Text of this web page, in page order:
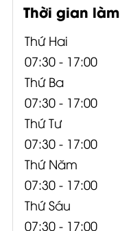
Thời gian
Thứ Hai
07:30 - 17:00
Thứ Ba
07:30 - 17:00
Thứ Tư
07:30 - 17:00
Thứ Năm
07:30 - 17:00
Thứ Sáu
07:30 - 17:00